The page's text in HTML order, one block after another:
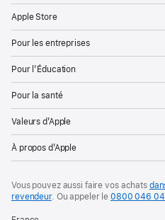
Apple Store
Pour les entreprises
Pour l’Éducation
Pour la santé
Valeurs d’Apple
À propos d’Apple
Vous pouvez aussi faire vos achats
revendeur. Ouappeler le0800 046